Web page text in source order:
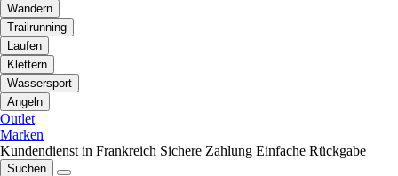
Wandern
Trailrunning
Laufen
Klettern
Wassersport
Angeln
Outlet
Marken
Kundendienst in Frankreich Sichere Zahlung Einfache Rückgabe
Suchen